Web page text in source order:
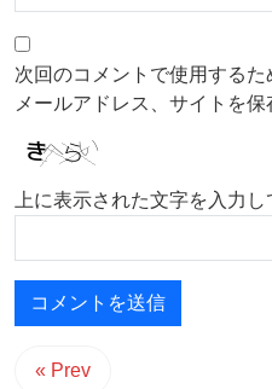
次回のコメントで使用するた
メールアドレス、サイトを保
上に表示された文字を入力し
« Prev